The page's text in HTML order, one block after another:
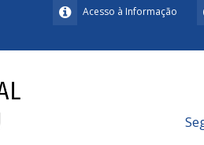
Acesso à Informação